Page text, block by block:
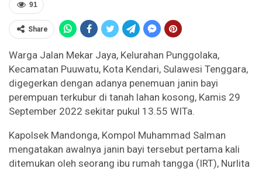
91
Share
Warga Jalan Mekar Jaya, Kelurahan Punggolaka,
Kecamatan Puuwatu, Kota Kendari, Sulawesi Tenggara,
digegerkan dengan adanya penemuan janin bayi
perempuan terkubur di tanah lahan kosong, Kamis 29
September 2022 sekitar pukul 13.55 WITa.
Kapolsek Mandonga, Kompol Muhammad Salman
mengatakan awalnya janin bayi tersebut pertama kali
ditemukan oleh seorang ibu rumah tangga (IRT), Nurlita